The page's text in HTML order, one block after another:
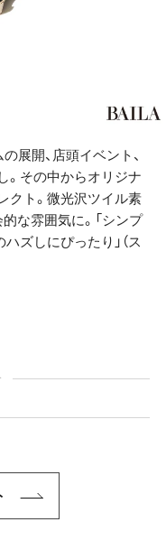
展開、店頭イベント、
。その中からオリジナ
クト。微光沢ツイル素
な雰囲気に。「シンプ
ズしにぴったり」（ス